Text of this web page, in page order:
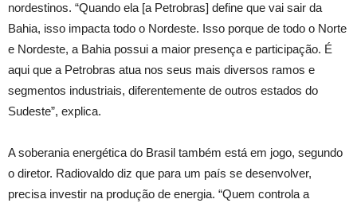
nordestinos. “Quando ela [a Petrobras] define que vai sair da
Bahia, isso impacta todo o Nordeste. Isso porque de todo o Norte
e Nordeste, a Bahia possui a maior presença e participação. É
aqui que a Petrobras atua nos seus mais diversos ramos e
segmentos industriais, diferentemente de outros estados do
Sudeste”, explica.
A soberania energética do Brasil também está em jogo, segundo
o diretor. Radiovaldo diz que para um país se desenvolver,
precisa investir na produção de energia. “Quem controla a